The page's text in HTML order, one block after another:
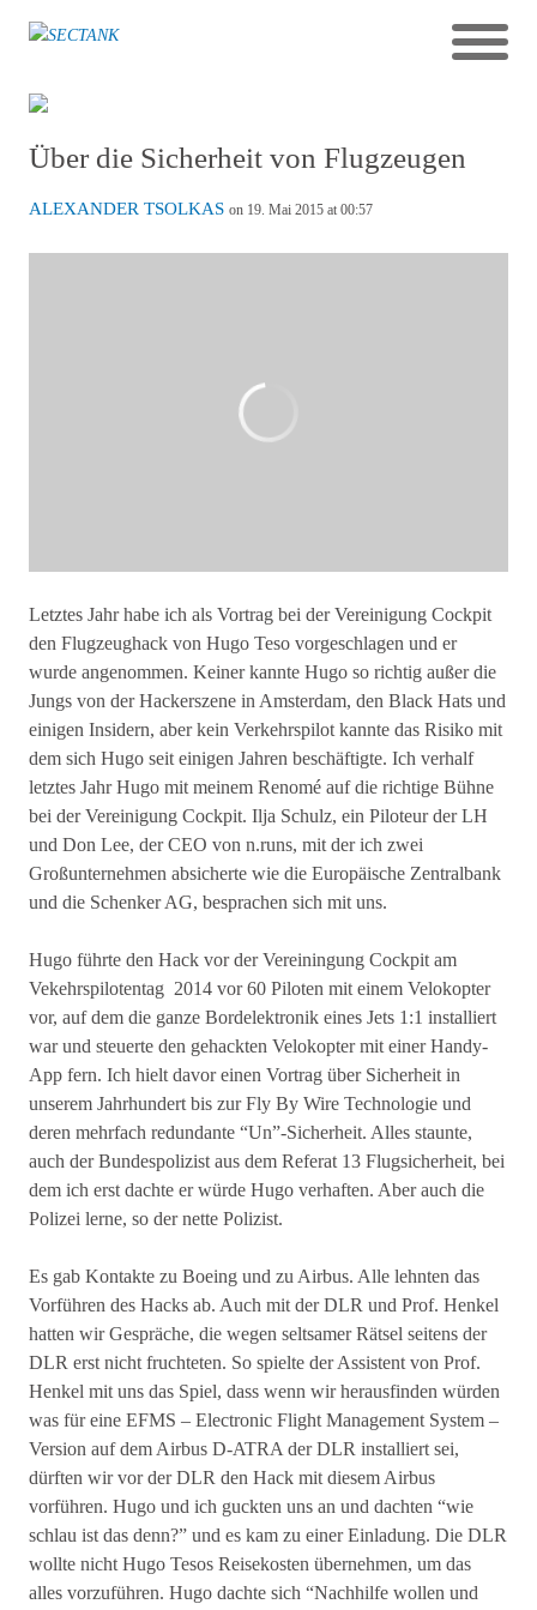
Über die Sicherheit von Flugzeugen
ALEXANDER TSOLKAS on 19. Mai 2015 at 00:57
Letztes Jahr habe ich als Vortrag bei der Vereinigung Cockpit
den Flugzeughack von Hugo Teso vorgeschlagen und er
wurde angenommen. Keiner kannte Hugo so richtig außer die
Jungs von der Hackerszene in Amsterdam, den Black Hats und
einigen Insidern, aber kein Verkehrspilot kannte das Risiko mit
dem sich Hugo seit einigen Jahren beschäftigte. Ich verhalf
letztes Jahr Hugo mit meinem Renomé auf die richtige Bühne
bei der Vereinigung Cockpit. Ilja Schulz, ein Piloteur der LH
und Don Lee, der CEO von n.runs, mit der ich zwei
Großunternehmen absicherte wie die Europäische Zentralbank
und die Schenker AG, besprachen sich mit uns.
Hugo führte den Hack vor der Vereiningung Cockpit am
Vekehrspilotentag 2014 vor 60 Piloten mit einem Velokopter
vor, auf dem die ganze Bordelektronik eines Jets 1:1 installiert
war und steuerte den gehackten Velokopter mit einer Handy-
App fern. Ich hielt davor einen Vortrag über Sicherheit in
unserem Jahrhundert bis zur Fly By Wire Technologie und
deren mehrfach redundante “Un”-Sicherheit. Alles staunte,
auch der Bundespolizist aus dem Referat 13 Flugsicherheit, bei
dem ich erst dachte er würde Hugo verhaften. Aber auch die
Polizei lerne, so der nette Polizist.
Es gab Kontakte zu Boeing und zu Airbus. Alle lehnten das
Vorführen des Hacks ab. Auch mit der DLR und Prof. Henkel
hatten wir Gespräche, die wegen seltsamer Rätsel seitens der
DLR erst nicht fruchteten. So spielte der Assistent von Prof.
Henkel mit uns das Spiel, dass wenn wir herausfinden würden
was für eine EFMS – Electronic Flight Management System –
Version auf dem Airbus D-ATRA der DLR installiert sei,
dürften wir vor der DLR den Hack mit diesem Airbus
vorführen. Hugo und ich guckten uns an und dachten “wie
schlau ist das denn?” und es kam zu einer Einladung. Die DLR
wollte nicht Hugo Tesos Reisekosten übernehmen, um das
alles vorzuführen. Hugo dachte sich “Nachhilfe wollen und